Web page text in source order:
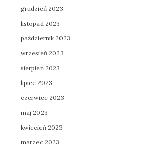
grudzień 2023
listopad 2023
październik 2023
wrzesień 2023
sierpień 2023
lipiec 2023
czerwiec 2023
maj 2023
kwiecień 2023
marzec 2023